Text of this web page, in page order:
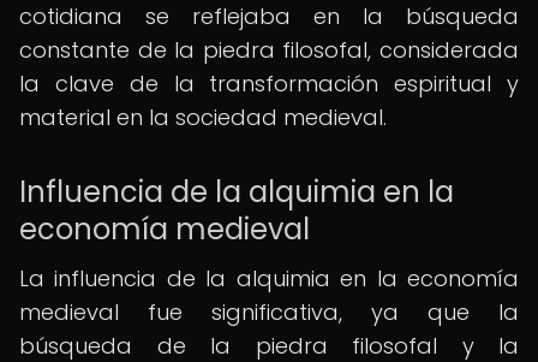
cotidiana se reflejaba en la búsqueda
constante de la piedra filosofal, considerada
la clave de la transformación espiritual y
material en la sociedad medieval.
Influencia de la alquimia en la
economía medieval
La influencia de la alquimia en la economía
medieval fue significativa, ya que la
búsqueda de la piedra filosofal y la